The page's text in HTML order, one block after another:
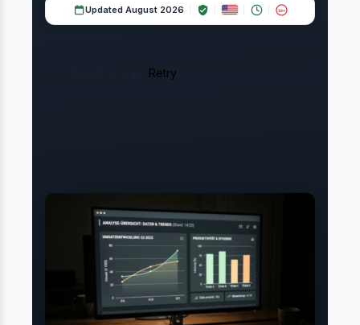
Updated August 2026 18+
Retry